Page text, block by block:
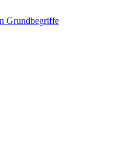
Grundbegriffe